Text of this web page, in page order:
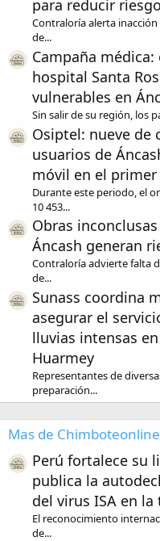
para reducir
Contraloría alerta
de...
Campaña
hospital Santa
vulnerables en
Sin salir de su región, los
Osiptel: nueve de
usuarios de
móvil en el
Durante este periodo, el
10 453...
Obras
Áncash generan
Contraloría advierte falta
de...
Sunass coordina
asegurar el
lluvias intensas
Huarmey
Representantes de
preparación...
Mas de Chimboteonline
Perú fortalece su
publica la
del virus ISA en
El reconocimiento
de...